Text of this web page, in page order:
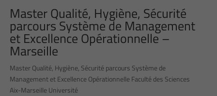
Master Qualité, Hygiène, Sécurité
parcours Système de Management
et Excellence Opérationnelle –
Marseille
Master Qualité, Hygiène, Sécurité parcours Système de
Management et Excellence Opérationnelle Faculté des Sciences
Aix-Marseille Université